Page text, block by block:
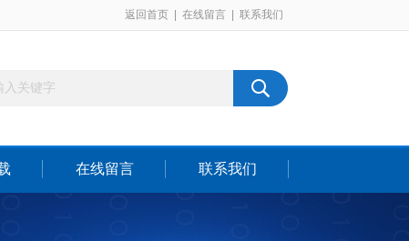
返回首页 在线留言 联系我们
在线留言 联系我们